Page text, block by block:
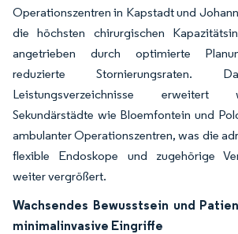
Operationszentren in Kapstadt und
die höchsten chirurgischen
angetrieben durch optimierte
reduzierte
Leistungsverzeichnisse erweitert
Sekundärstädte wie Bloemfontein und
ambulanter Operationszentren, was die
flexible Endoskope und zugehörige
weiter vergrößert.
Wachsendes Bewusstsein und
minimalinvasive Eingriffe